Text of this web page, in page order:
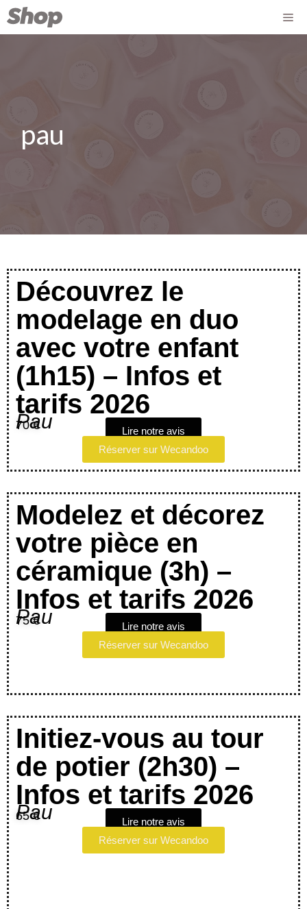
pau
Découvrez le
modelage en duo
avec votre enfant
(1h15) – Infos et
tarifs 2026
Pau
70 €
Lire notre avis
Réserver sur Wecandoo
Modelez et décorez
votre pièce en
céramique (3h) –
Infos et tarifs 2026
Pau
75 €
Lire notre avis
Réserver sur Wecandoo
Initiez-vous au tour
de potier (2h30) –
Infos et tarifs 2026
Pau
65 €
Lire notre avis
Réserver sur Wecandoo